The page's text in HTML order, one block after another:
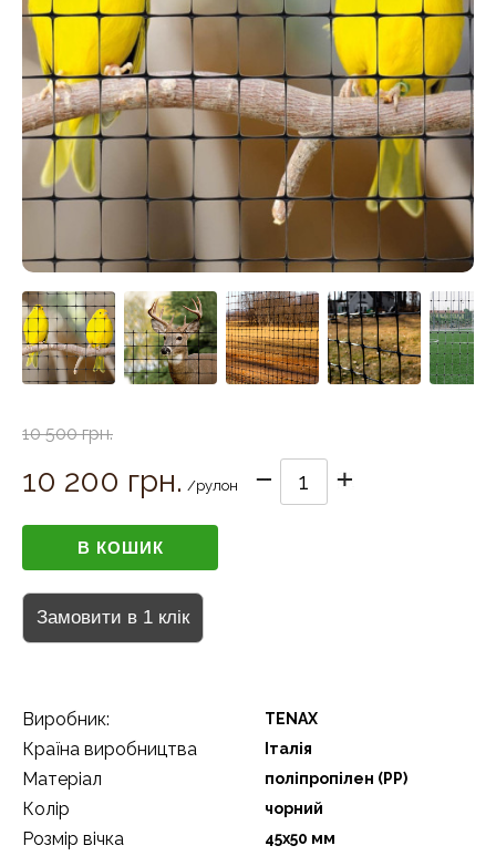
10 500 грн.
10 200 грн. /рулон
Виробник: TENAX
Країна виробництва Італія
Матеріал поліпропілен (РР)
Колір чорний
Розмір вічка 45х50 мм